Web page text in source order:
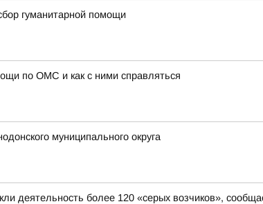
гуманитарной помощи
по ОМС и как с ними справляться
муниципального округа
деятельность более 120 «серых возчиков»,